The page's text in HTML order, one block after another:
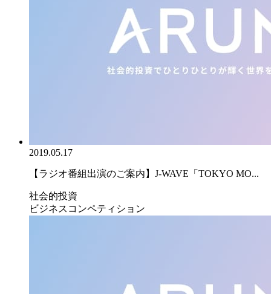
2019.05.17
【ラジオ番組出演のご案内】J-WAVE「TOKYO MO...
社会的投資
ビジネスコンペティション